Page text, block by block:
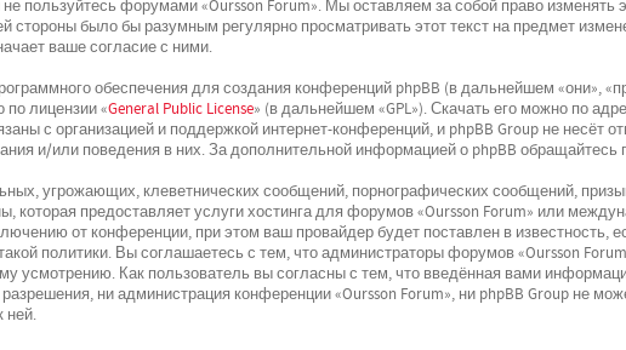
пользуйтесь форумами «Oursson Forum». Мы оставляем за собой право
стороны было бы разумным регулярно просматривать этот текст на предмет
ваше согласие с ними.
обеспечения для создания конференций phpBB (в дальнейшем «они»,
по лицензии «General Public License» (в дальнейшем «GPL»). Скачать его можно по
с организацией и поддержкой интернет-конференций, и phpBB Group не несёт
и/или поведения в них. За дополнительной информацией о phpBB обращайтесь
угрожающих, клеветнических сообщений, порнографических сообщений,
которая предоставляет услуги хостинга для форумов «Oursson Forum» или
от конференции, при этом ваш провайдер будет поставлен в
политики. Вы соглашаетесь с тем, что администраторы форумов «Oursson
усмотрению. Как пользователь вы согласны с тем, что введённая вами
ни администрация конференции «Oursson Forum», ни phpBB Group не
ней.